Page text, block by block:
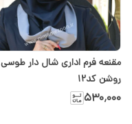
مقنعه فرم اداری شال دار طوسی
روشن کد۱۲
۵۳۰٬۰۰۰